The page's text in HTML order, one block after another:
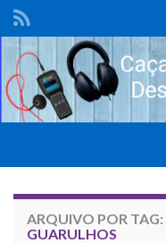
ARQUIVO POR TAG:
GUARULHOS